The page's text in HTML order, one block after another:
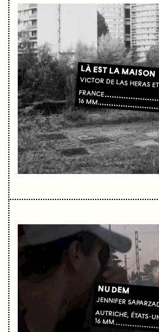
LÀ EST LA MAISON
VICTOR DE LAS HERAS
FRANCE
16 MM
NU DEM
JENNIFER
AUTRICHE, ÉTATS-
16 MM